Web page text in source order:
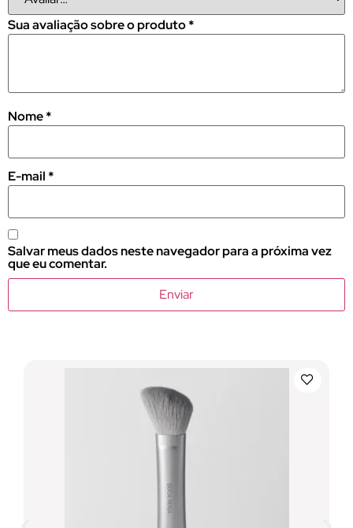
Sua avaliação sobre o produto*
Nome*
E-mail *
Salvar meus dados neste navegador para a próxima vez
que eu comentar.